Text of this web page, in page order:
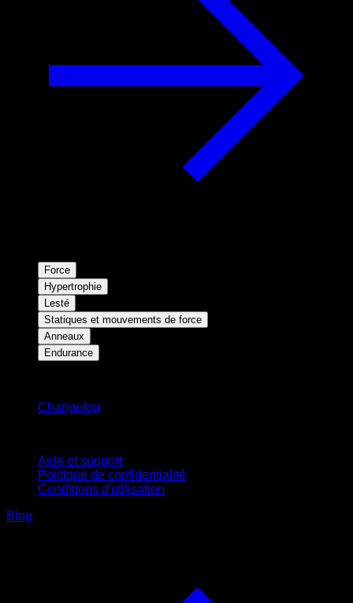
Force
Hypertrophie
Lesté
Statiques et mouvements de force
Anneaux
Endurance
Changelog
Aide et support
Politique de confidentialité
Conditions d'utilisation
Blog